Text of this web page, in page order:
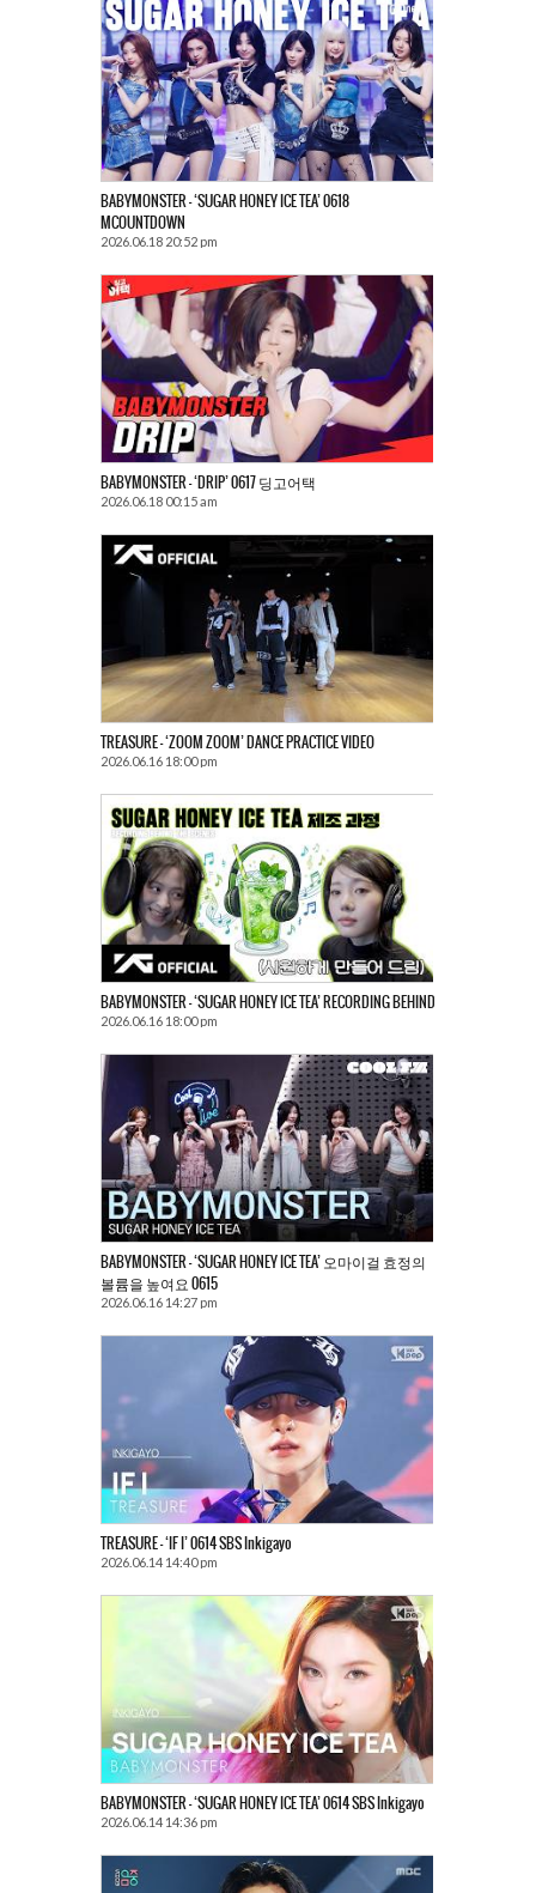
BABYMONSTER – ‘SUGAR HONEY ICE TEA’ 0618
MCOUNTDOWN
2026.06.18 20:52 pm
BABYMONSTER – ‘DRIP’ 0617 딩고어택
2026.06.18 00:15 am
TREASURE – ‘ZOOM ZOOM’ DANCE PRACTICE VIDEO
2026.06.16 18:00 pm
BABYMONSTER – ‘SUGAR HONEY ICE TEA’ RECORDING BEHIND
2026.06.16 18:00 pm
BABYMONSTER – ‘SUGAR HONEY ICE TEA’ 오마이걸 효정의
볼륨을 높여요 0615
2026.06.16 14:27 pm
TREASURE – ‘IF I’ 0614 SBS Inkigayo
2026.06.14 14:40 pm
BABYMONSTER – ‘SUGAR HONEY ICE TEA’ 0614 SBS Inkigayo
2026.06.14 14:36 pm